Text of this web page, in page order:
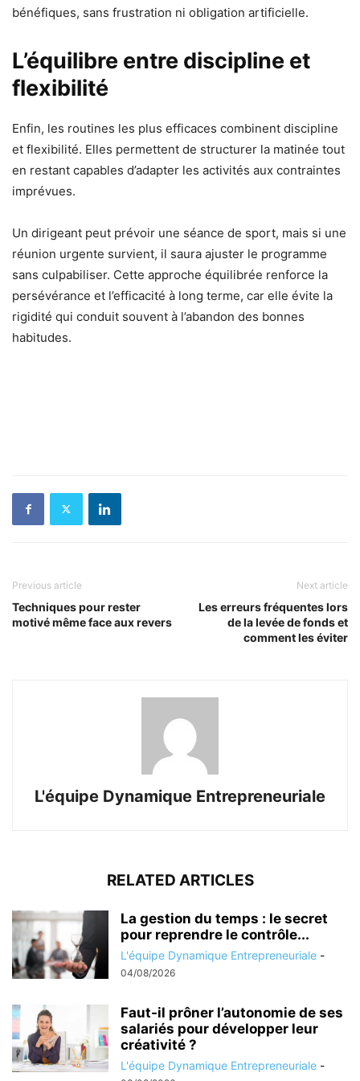
bénéfiques, sans frustration ni obligation artificielle.
L’équilibre entre discipline et
flexibilité
Enfin, les routines les plus efficaces combinent discipline
et flexibilité. Elles permettent de structurer la matinée tout
en restant capables d’adapter les activités aux contraintes
imprévues.
Un dirigeant peut prévoir une séance de sport, mais si une
réunion urgente survient, il saura ajuster le programme
sans culpabiliser. Cette approche équilibrée renforce la
persévérance et l’efficacité à long terme, car elle évite la
rigidité qui conduit souvent à l’abandon des bonnes
habitudes.
Previous article
Techniques pour rester
motivé même face aux revers
Next article
Les erreurs fréquentes lors
de la levée de fonds et
comment les éviter
L'équipe Dynamique Entrepreneuriale
RELATED ARTICLES
La gestion du temps : le secret
pour reprendre le contrôle...
L'équipe Dynamique Entrepreneuriale -
04/08/2026
Faut-il prôner l’autonomie de ses
salariés pour développer leur
créativité ?
L'équipe Dynamique Entrepreneuriale -